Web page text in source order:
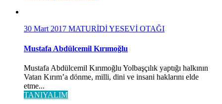
30 Mart 2017 MATURİDİ YESEVİ OTAĞI
Mustafa Abdülcemil Kırımoğlu
Mustafa Abdülcemil Kırımoğlu Yolbaşçılık yaptığı halkının
Vatan Kırım’a dönme, milli, dini ve insani haklarını elde
etme...
TANIYALIM